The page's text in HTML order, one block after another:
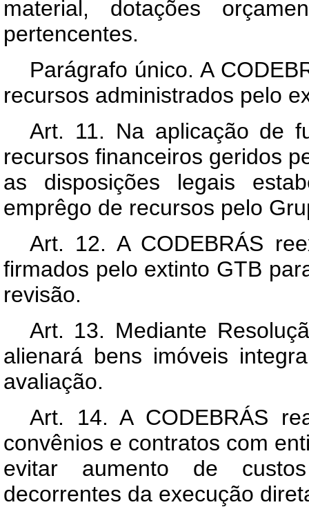
material, dotações
pertencentes.
Parágrafo único. A
recursos administrados pelo
Art. 11. Na aplicação de
recursos financeiros geridos
as disposições legais
emprêgo de recursos pelo
Art. 12. A CODEBRÁS
firmados pelo extinto GTB
revisão.
Art. 13. Mediante
alienará bens imóveis
avaliação.
Art. 14. A CODEBRÁS
convênios e contratos com
evitar aumento de
decorrentes da execução